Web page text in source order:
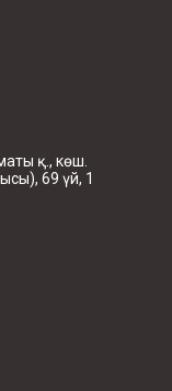
қ., көш.
69 үй, 1